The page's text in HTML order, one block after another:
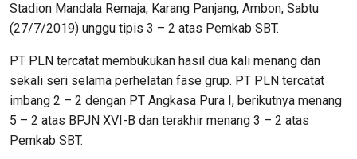
Stadion Mandala Remaja, Karang Panjang, Ambon, Sabtu
(27/7/2019) unggu tipis 3 – 2 atas Pemkab SBT.
PT PLN tercatat membukukan hasil dua kali menang dan
sekali seri selama perhelatan fase grup. PT PLN tercatat
imbang 2 – 2 dengan PT Angkasa Pura I, berikutnya menang
5 – 2 atas BPJN XVI-B dan terakhir menang 3 – 2 atas
Pemkab SBT.